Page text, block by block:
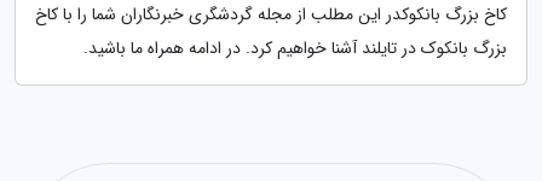
کاخ بزرگ بانکوکدر این مطلب از مجله گردشگری خبرنگاران شما را با کاخ
بزرگ بانکوک در تایلند آشنا خواهیم کرد. در ادامه همراه ما باشید.